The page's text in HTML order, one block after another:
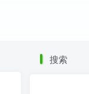
搜索